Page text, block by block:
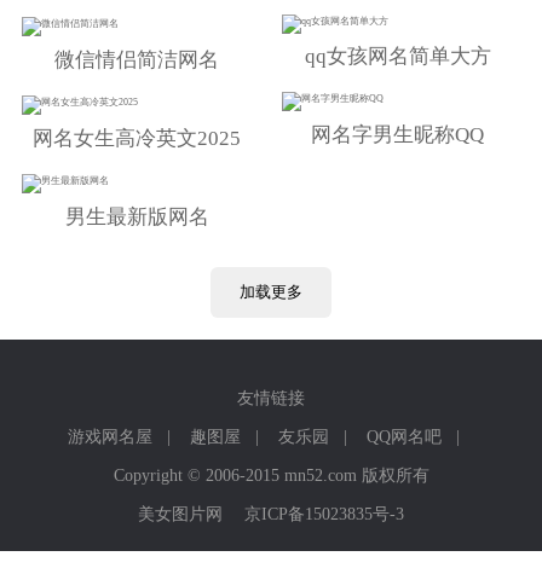
微信情侣简洁网名
网名女生高冷英文2025
男生最新版网名
qq女孩网名简单大方
网名字男生昵称QQ
加载更多
友情链接
游戏网名屋
| 趣图屋 | 友乐园 | QQ网名吧
|
Copyright © 2006-2015 mn52.com 版权所有
美女图片网
京ICP备15023835号-3